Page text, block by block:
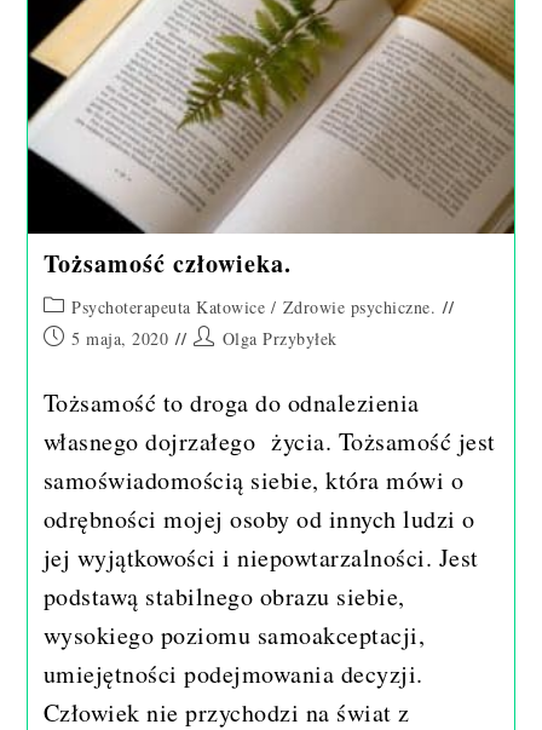
Tożsamość człowieka.
Post
category:
Psychoterapeuta Katowice / Zdrowie psychiczne.
Post5 maja, 2020
PostOlga Przybyłek
Tożsamość to droga do odnalezienia
własnego dojrzałego życia. Tożsamość jest
samoświadomością siebie, która mówi o
odrębności mojej osoby od innych ludzi o
jej wyjątkowości i niepowtarzalności. Jest
podstawą stabilnego obrazu siebie,
wysokiego poziomu samoakceptacji,
umiejętności podejmowania decyzji.
Człowiek nie przychodzi na świat z